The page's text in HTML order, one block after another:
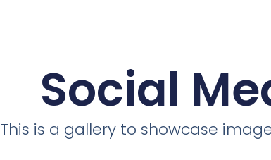
Social
This is a gallery to showcase